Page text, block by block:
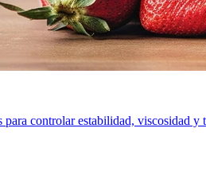
para controlar estabilidad, viscosidad y